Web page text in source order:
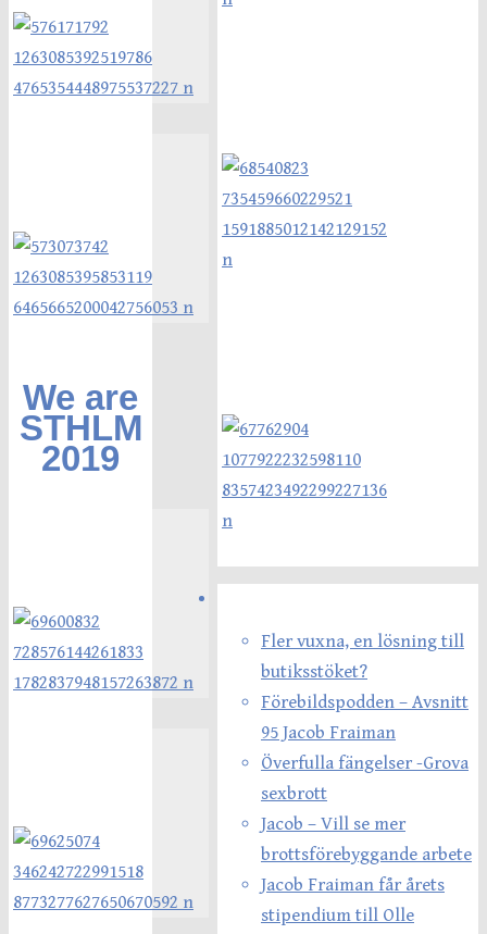
We are
STHLM
2019
Fler vuxna, en lösning till
butiksstöket?
Förebildspodden – Avsnitt
95 Jacob Fraiman
Överfulla fängelser -Grova
sexbrott
Jacob – Vill se mer
brottsförebyggande arbete
Jacob Fraiman får årets
stipendium till Olle